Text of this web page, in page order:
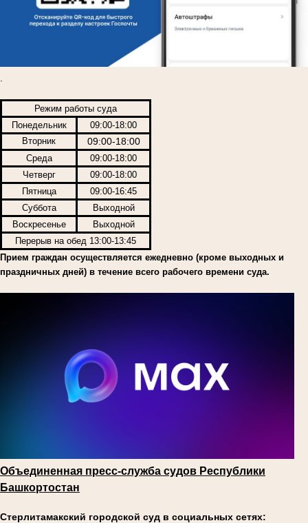
Режим работы суда
Понедельник
09:00-18:00
Вторник
09:00-18:00
Среда
09:00-18:00
Четверг
09:00-18:00
Пятница
09:00-16:45
Суббота
Выходной
Воскресенье
Выходной
Перерыв на обед 13:00-13:45
Прием граждан осуществляется ежедневно (кроме выходных и
праздничных дней) в течение всего рабочего времени суда.
Объединенная пресс-служба судов Республики
Башкортостан
Стерлитамакский городской суд в социальных сетях: